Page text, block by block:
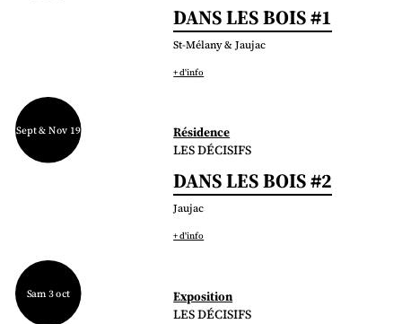
DANS LES BOIS #1
St-Mélany & Jaujac
+ d'info
Résidence
Sept & Nov 19
LES DÉCISIFS
DANS LES BOIS #2
Jaujac
+ d'info
Exposition
Sam 3 oct
LES DÉCISIFS